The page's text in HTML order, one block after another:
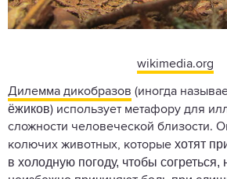
wikimedia.org
Дилемма дикобразов (иногда
ёжиков) использует метафору для
сложности человеческой близости.
колючих животных, которые хотят
в холодную погоду, чтобы согреться,